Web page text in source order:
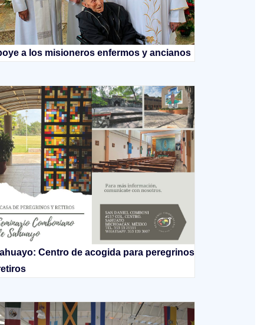
a los misioneros enfermos y ancianos
Centro de acogida para peregrinos